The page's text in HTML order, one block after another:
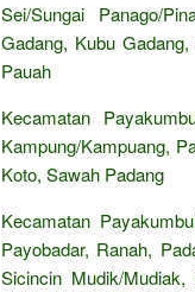
Sei/Sungai Panago/
Gadang, Kubu
Pauah
Kecamatan
Kampung/Kampuang,
Koto, Sawah Padang
Kecamatan
Payobadar, Ranah,
Sicincin Mudik/